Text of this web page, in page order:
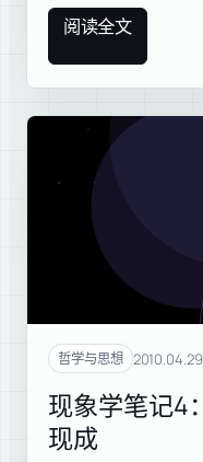
阅读全文
哲学与思想 2010.04.29
现象学笔记4
现成